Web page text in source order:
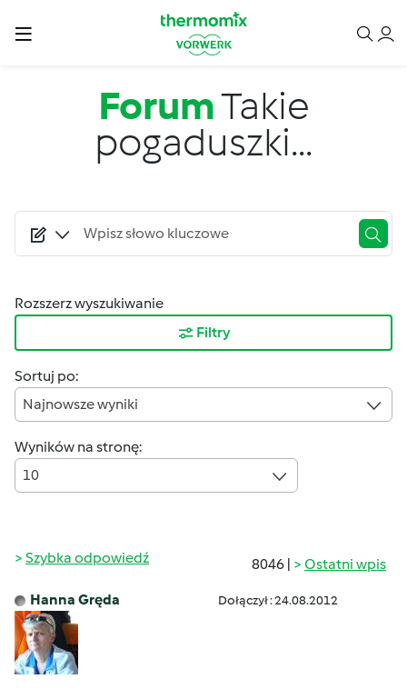
ForumTakie
pogaduszki...
Rozszerz wyszukiwanie
Filtry
Sortuj po:
Najnowsze wyniki
Wyników na stronę:
10
8046 | Ostatni wpis
Szybka odpowiedź
Hanna Gręda Dołączył : 24.08.2012